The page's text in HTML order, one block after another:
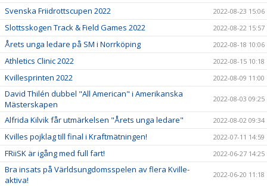
Svenska Friidrottscupen 2022 2022-08-23 15:06
Slottsskogen Track & Field Games 2022 2022-08-22 15:57
Årets unga ledare på SM i Norrköping 2022-08-18 10:06
Athletics Clinic 2022 2022-08-15 10:18
Kvillesprinten 2022 2022-08-09 11:00
David Thilén dubbel "All American" i Amerikanska
Mästerskapen
2022-08-03 09:25
Alfrida Kilvik får utmärkelsen "Årets unga ledare" 2022-08-02 09:34
Kvilles pojklag till final i Kraftmätningen! 2022-07-11 14:59
FRiiSK är igång med full fart! 2022-06-27 14:25
Bra insats på Världsungdomsspelen av flera Kville-
aktiva!
2022-06-20 11:18